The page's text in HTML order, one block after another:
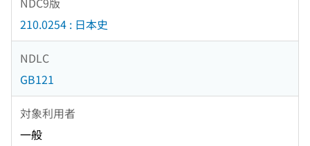
210.0254 : 日本史
NDLC
GB121
対象利用者
一般